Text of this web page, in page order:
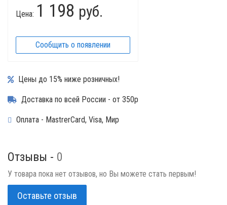
Цена: 1 198 руб.
Сообщить о появлении
Цены до 15% ниже розничных!
Доставка по всей России - от 350р
Оплата - MastrerCard, Visa, Мир
Отзывы - 0
У товара пока нет отзывов, но Вы можете стать первым!
Оставьте отзыв